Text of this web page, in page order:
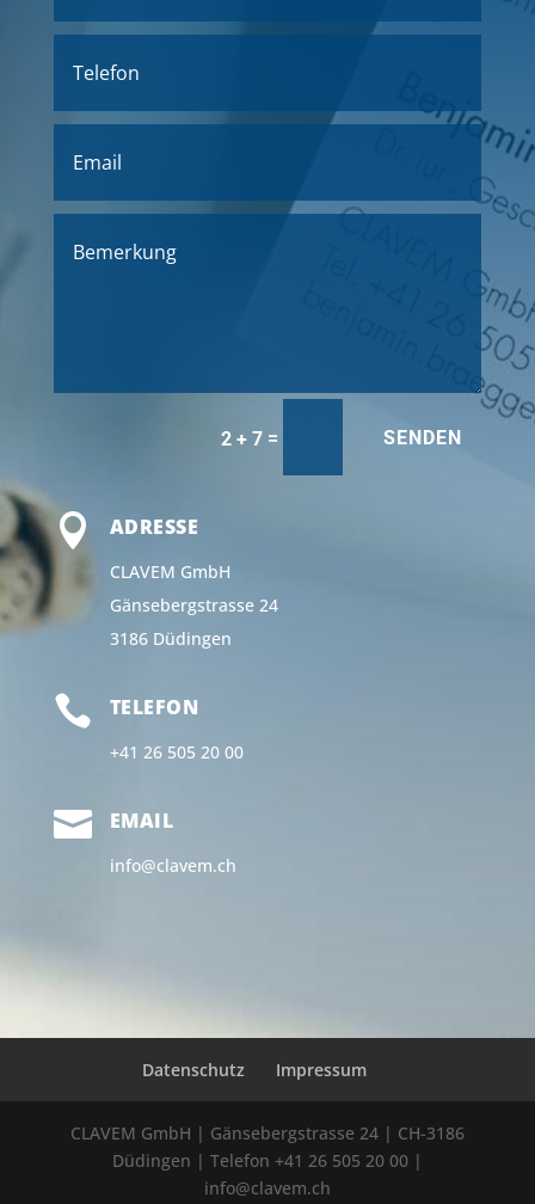
2 + 7 = SENDEN
 ADRESSE
CLAVEM GmbH
Gänse­bergstrasse 24
3186 Düdin­gen
 TELEFON
+41 26 505 20 00
 EMAIL
info@clavem.ch
Datenschutz Impressum
CLAVEM GmbH | Gänsebergstrasse 24 | CH-3186
Düdingen | Telefon +41 26 505 20 00 |
info@clavem.ch